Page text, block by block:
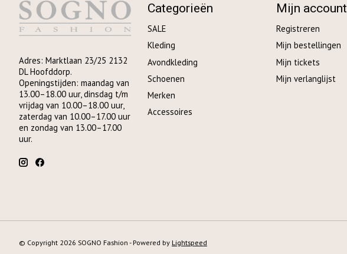
Adres: Marktlaan 23/25 2132
DL Hoofddorp.
Openingstijden: maandag van
13.00–18.00 uur, dinsdag t/m
vrijdag van 10.00–18.00 uur,
zaterdag van 10.00–17.00 uur
en zondag van 13.00–17.00
uur.
Categorieën
SALE
Kleding
Avondkleding
Schoenen
Merken
Accessoires
Mijn account
Registreren
Mijn bestellingen
Mijn tickets
Mijn verlanglijst
© Copyright 2026 SOGNO Fashion - Powered by Lightspeed